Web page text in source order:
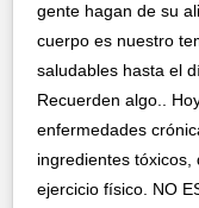
gente hagan de su
cuerpo es nuestro
saludables hasta el
Recuerden algo..
enfermedades
ingredientes tóxicos,
ejercicio físico. NO